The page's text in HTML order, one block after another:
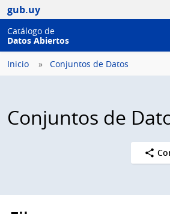
gub.uy
Catálogo de
Datos Abiertos
Inicio Conjuntos de Datos
Conjuntos de